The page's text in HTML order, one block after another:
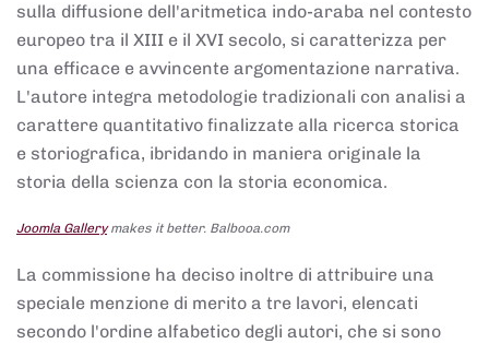
sulla diffusione dell'aritmetica indo-araba nel contesto
europeo tra il XIII e il XVI secolo, si caratterizza per
una efficace e avvincente argomentazione narrativa.
L'autore integra metodologie tradizionali con analisi a
carattere quantitativo finalizzate alla ricerca storica
e storiografica, ibridando in maniera originale la
storia della scienza con la storia economica.
Joomla Gallerymakes it better. Balbooa.com
La commissione ha deciso inoltre di attribuire una
speciale menzione di merito a tre lavori, elencati
secondo l'ordine alfabetico degli autori, che si sono